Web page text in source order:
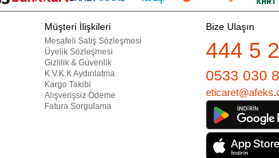
Müşteri İlişkileri
Mesafeli Satış Sözleşmesi
Üyelik Sözleşmesi
Gizlilik & Güvenlik
K.V.K.K Aydınlatma
Kargo Takibi
Alışverişsiz Ödeme
Fatura Sorgulama
Bize Ulaşın
444 5
0533 030